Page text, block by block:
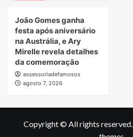
João Gomes ganha
festa após aniversário
na Austrália, e Ary
Mirelle revela detalhes
da comemoração
assessoriadefamosos
agosto 7, 2026
Copyright © All rights reserved.